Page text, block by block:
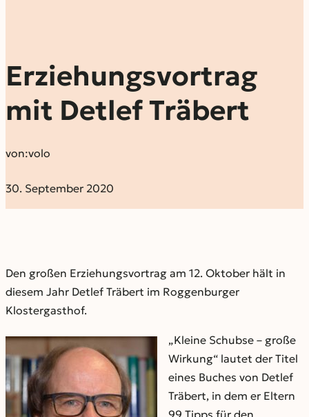
Erziehungsvortrag
mit Detlef Träbert
von:volo
30. September 2020
Den großen Erziehungsvortrag am 12. Oktober hält in
diesem Jahr Detlef Träbert im Roggenburger
Klostergasthof.
„Kleine Schubse – große
Wirkung“ lautet der Titel
eines Buches von Detlef
Träbert, in dem er Eltern